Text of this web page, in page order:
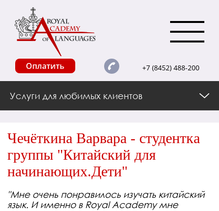
Оплатить +7 (8452) 488-200
Услуги для любимых клиентов
Чечёткина Варвара - студентка
группы "Китайский для
начинающих.Дети"
"Мне очень понравилось изучать китайский
язык. И именно в Royal Academy мне